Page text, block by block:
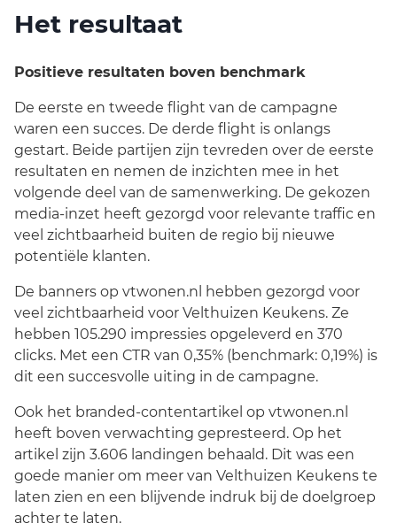
Het resultaat
Positieve resultaten boven benchmark
De eerste en tweede flight van de campagne
waren een succes. De derde flight is onlangs
gestart. Beide partijen zijn tevreden over de eerste
resultaten en nemen de inzichten mee in het
volgende deel van de samenwerking. De gekozen
media-inzet heeft gezorgd voor relevante traffic en
veel zichtbaarheid buiten de regio bij nieuwe
potentiële klanten.
De banners op vtwonen.nl hebben gezorgd voor
veel zichtbaarheid voor Velthuizen Keukens. Ze
hebben 105.290 impressies opgeleverd en 370
clicks. Met een CTR van 0,35% (benchmark: 0,19%) is
dit een succesvolle uiting in de campagne.
Ook het branded-contentartikel op vtwonen.nl
heeft boven verwachting gepresteerd. Op het
artikel zijn 3.606 landingen behaald. Dit was een
goede manier om meer van Velthuizen Keukens te
laten zien en een blijvende indruk bij de doelgroep
achter te laten.